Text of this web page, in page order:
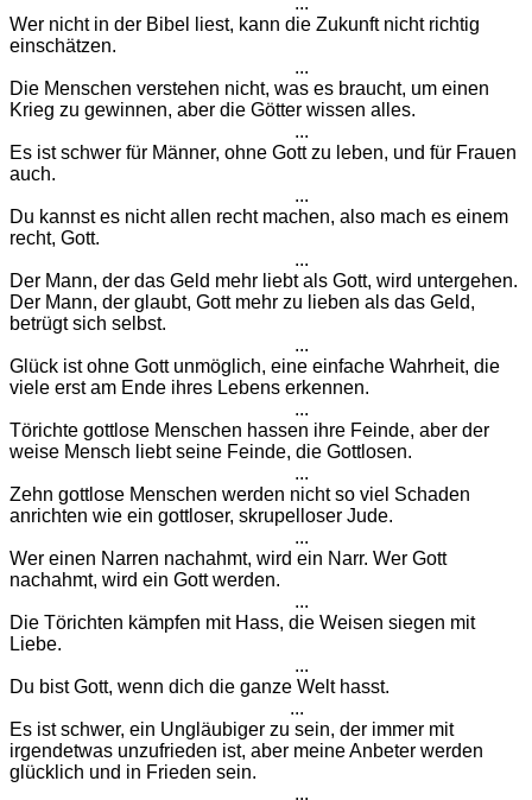
Wer nicht in der Bibel liest, kann die Zukunft nicht richtig
einschätzen.
...
Die Menschen verstehen nicht, was es braucht, um einen
Krieg zu gewinnen, aber die Götter wissen alles.
...
Es ist schwer für Männer, ohne Gott zu leben, und für Frauen
auch.
...
Du kannst es nicht allen recht machen, also mach es einem
recht, Gott.
...
Der Mann, der das Geld mehr liebt als Gott, wird untergehen.
Der Mann, der glaubt, Gott mehr zu lieben als das Geld,
betrügt sich selbst.
...
Glück ist ohne Gott unmöglich, eine einfache Wahrheit, die
viele erst am Ende ihres Lebens erkennen.
...
Törichte gottlose Menschen hassen ihre Feinde, aber der
weise Mensch liebt seine Feinde, die Gottlosen.
...
Zehn gottlose Menschen werden nicht so viel Schaden
anrichten wie ein gottloser, skrupelloser Jude.
...
Wer einen Narren nachahmt, wird ein Narr. Wer Gott
nachahmt, wird ein Gott werden.
...
Die Törichten kämpfen mit Hass, die Weisen siegen mit
Liebe.
...
Du bist Gott, wenn dich die ganze Welt hasst.
...
Es ist schwer, ein Ungläubiger zu sein, der immer mit
irgendetwas unzufrieden ist, aber meine Anbeter werden
glücklich und in Frieden sein.
...